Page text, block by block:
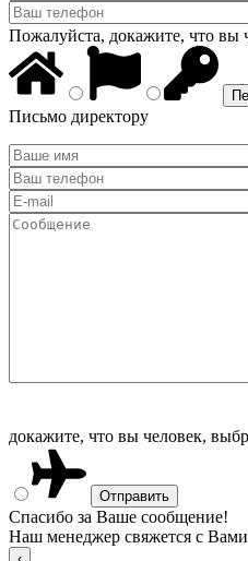
Пожалуйста, докажите, что вы
Письмо директору
докажите, что вы человек,
Спасибо за Ваше сообщение!
Наш менеджер свяжется с